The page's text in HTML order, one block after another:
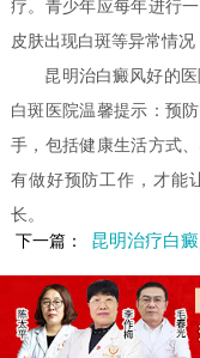
疗。青少年应每年进行
皮肤出现白斑等异常情况
昆明治白癜风好的医
白斑医院温馨提示：预
手，包括健康生活方式
有做好预防工作，才能
长。
下一篇：
昆明治疗白